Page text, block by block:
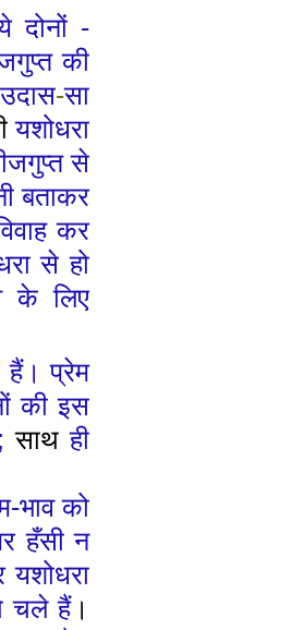
दोनों -
की
-सा
यशोधरा
से
बताकर
कर
से हो
के लिए
हैं। प्रेम
की इस
साथही
-भाव को
हँसी न
यशोधरा
चलेहैं।